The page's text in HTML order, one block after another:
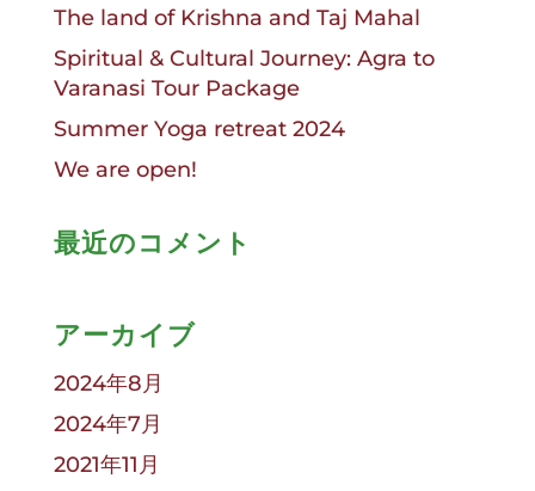
The land of Krishna and Taj Mahal
Spiritual & Cultural Journey: Agra to
Varanasi Tour Package
Summer Yoga retreat 2024
We are open!
最近のコメント
アーカイブ
2024年8月
2024年7月
2021年11月